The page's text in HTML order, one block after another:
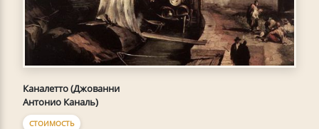
Каналетто (Джованни
Антонио Каналь)
СТОИМОСТЬ